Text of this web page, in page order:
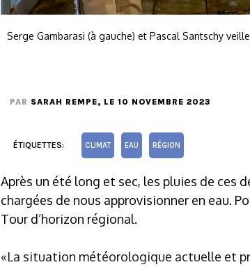
Serge Gambarasi (à gauche) et Pascal Santschy
PAR SARAH REMPE, LE 10 NOVEMBRE 2023
ÉTIQUETTES: CLIMAT EAU RÉGION
Après un été long et sec, les pluies de ces
chargées de nous approvisionner en eau.
Tour d’horizon régional.
«La situation météorologique actuelle et